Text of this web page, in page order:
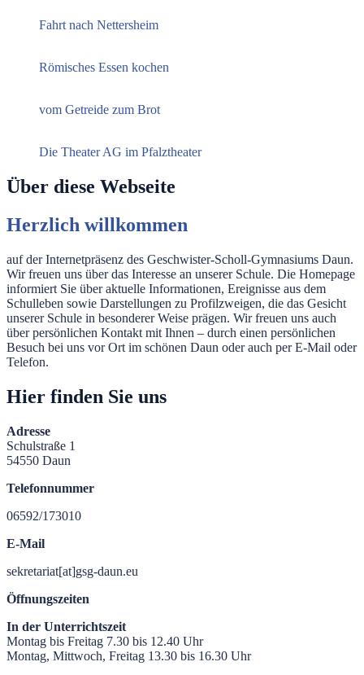
Fahrt nach Nettersheim
Römisches Essen kochen
vom Getreide zum Brot
Die Theater AG im Pfalztheater
Über diese Webseite
Herzlich willkommen
auf der Internetpräsenz des Geschwister-Scholl-Gymnasiums Daun.
Wir freuen uns über das Interesse an unserer Schule. Die Homepage
informiert Sie über aktuelle Informationen, Ereignisse aus dem
Schulleben sowie Darstellungen zu Profilzweigen, die das Gesicht
unserer Schule in besonderer Weise prägen. Wir freuen uns auch
über persönlichen Kontakt mit Ihnen – durch einen persönlichen
Besuch bei uns vor Ort im schönen Daun oder auch per E-Mail oder
Telefon.
Hier finden Sie uns
Adresse
Schulstraße 1
54550 Daun
Telefonnummer
06592/173010
E-Mail
sekretariat[at]gsg-daun.eu
Öffnungszeiten
In der Unterrichtszeit
Montag bis Freitag 7.30 bis 12.40 Uhr
Montag, Mittwoch, Freitag 13.30 bis 16.30 Uhr